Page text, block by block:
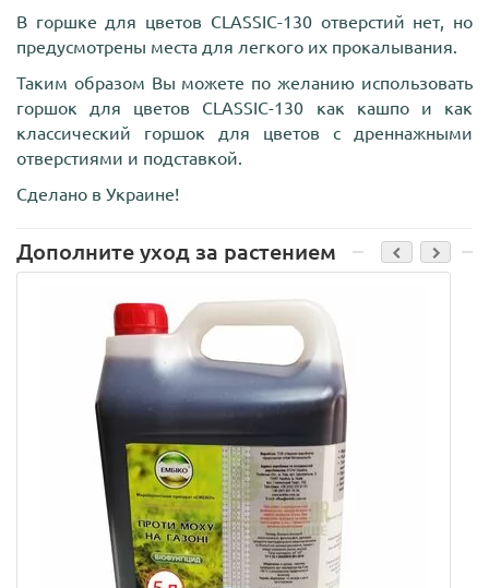
В горшке для цветов CLASSIC-130 отверстий нет, но
предусмотрены места для легкого их прокалывания.
Таким образом Вы можете по желанию использовать
горшок для цветов CLASSIC-130 как кашпо и как
классический горшок для цветов с дреннажными
отверстиями и подставкой.
Сделано в Украине!
Дополните уход за растением